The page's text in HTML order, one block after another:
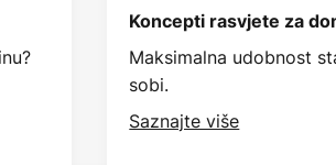
Koncepti rasvjete za
Maksimalna udobnost
sobi.
Saznajte više